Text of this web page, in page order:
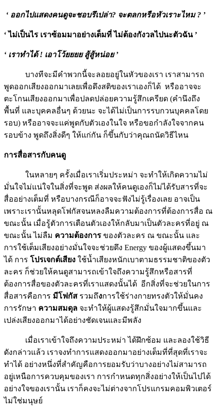
‘ ออกไปแสดงคนดูจะชอบรึเปล่า? จะตลกหรือหัวเราะไหม ? ’
‘ ไม่เป็นไร เราซ้อมมาอย่างเต็มที่ ไม่ต้องกังวลไปนะตัวฉัน ’
‘ เราทำได้ ! เอาโว้ยยยย สู้สู้หน่อย ’
บางทีจะมีคำพวกนี้จะลอยอยู่ในหัวของเรา เราสามารถ
พูดออกเสียงออกมาเลยเพื่อดึงสติของเราเองก็ได้ หรืออาจจะ
ตะโกนเสียงออกมาเพื่อปลดปล่อยความรู้สึกเครียด (คำนึงถึง
พื้นที่ และบุคคลอื่นๆ ด้วยนะ จะได้ไม่เป็นการรบกวนบุคคลโดย
รอบ) หรืออาจจะแค่พูดกับตัวเองในใจ หรือขอกำลังใจจากคน
รอบข้าง พูดถึงสิ่งดีๆ ให้แก่กัน ก็ขึ้นกับว่าคุณถนัดวิธีไหน
การสื่อสารกับคนดู
ในหลายๆ ครั้งเมื่อเราเริ่มประหม่า จะทำให้เกิดความไม่
มั่นใจไม่แน่ใจในสิ่งที่จะพูด ส่งผลให้คนดูเองก็ไม่ได้รับสารที่จะ
สื่ออย่างเต็มที่ หรือบางกรณีก็อาจจะฟังไม่รู้เรื่องเลย อาจเป็น
เพราะเรานั้นหลุดโฟกัสจนหลงลืมความต้องการที่ต้องการสื่อ ณ
ขณะนั้น เมื่อรู้ตัวการเตือนตัวเองให้กลับมาเป็นตัวละครที่อยู่ ณ
ขณะนั้น ไม่ลืม ความต้องการ ของตัวละคร ณ ขณะนั้น และ
การใช้เต็มเสียงอย่างมั่นใจจะช่วยดึง Energy ของผู้แสดงขึ้นมา
ได้ การ โปรเจกต์เสียง ใช้น้ำเสียงหนักเบาตามธรรมชาติของตัว
ละคร ก็ช่วยให้คนดูสามารถเข้าใจถึงความรู้สึกหรือสารที่
ต้องการสื่อของตัวละครที่เราแสดงนั้นได้ อีกสิ่งที่จะช่วยในการ
สื่อสารคือการ มีโฟกัส รวมถึงการใช้ร่างกายทรงตัวให้มั่นคง
การรักษา ความสมดุล จะทำให้ผู้แสดงรู้สึกมั่นใจมากขึ้นและ
เปล่งเสียงออกมาได้อย่างชัดเจนและมีพลัง
เมื่อเราเข้าใจถึงความประหม่า ได้ฝึกซ้อม และลองใช้วิธี
ดังกล่าวแล้ว เราจงทำการแสดงออกมาอย่างเต็มที่ที่สุดที่เราจะ
ทำได้ อย่างหนึ่งที่สำคัญคือการยอมรับว่าบางอย่างไม่สามารถ
อยู่เหนือการควบคุมของเรา การกำหนดทุกสิ่งอย่างให้เป็นไปได้
อย่างใจของเรานั้น เราก็คงจะไม่ต่างจากโปรแกรมคอมพิวเตอร์
ไม่ใช่มนุษย์